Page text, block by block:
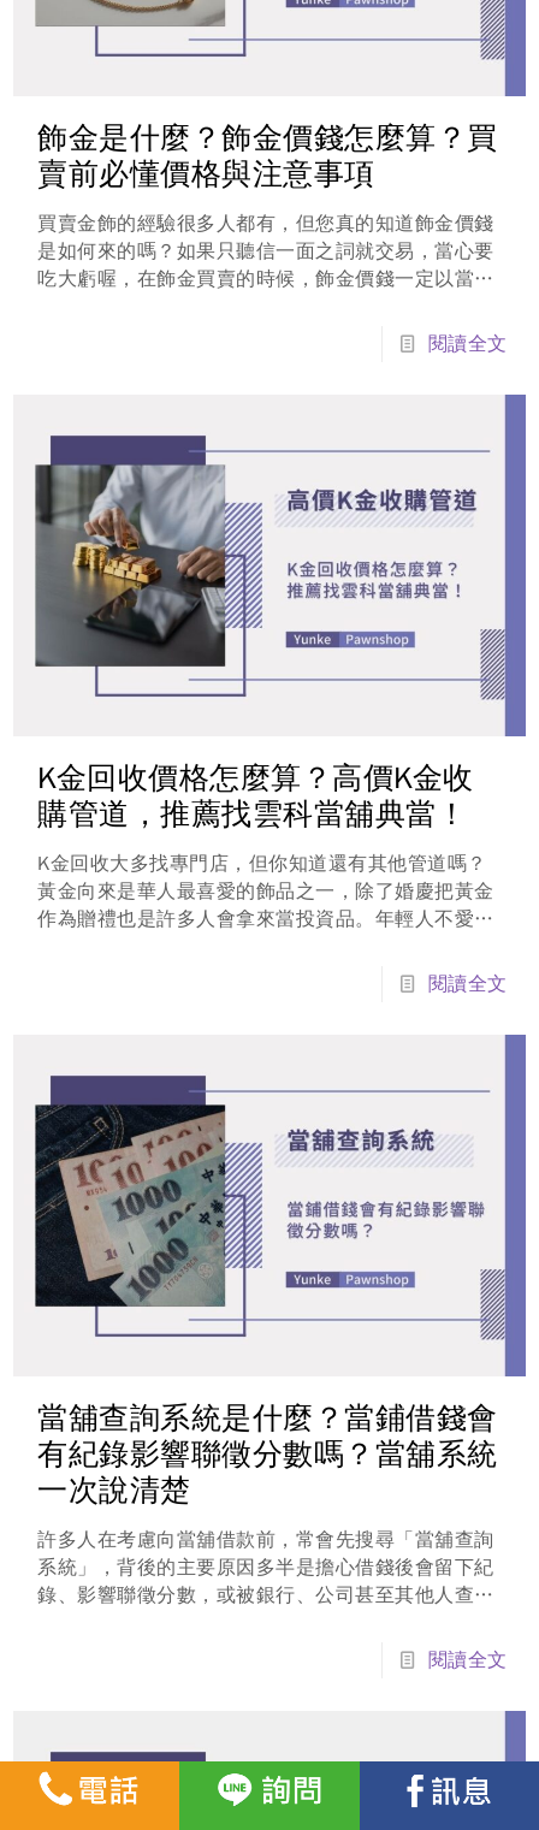
飾金是什麼？飾金價錢怎麼算？買
賣前必懂價格與注意事項
買賣金飾的經驗很多人都有，但您真的知道飾金價錢
是如何來的嗎？如果只聽信一面之詞就交易，當心要
吃大虧喔，在飾金買賣的時候，飾金價錢一定以當日
都會收取工錢，工錢多寡就看飾金的工法值不值得
了，工錢是沒有固定行情的。而黃金回收借款時，也
閱讀全文
K金回收價格怎麼算？高價K金收
購管道，推薦找雲科當舖典當！
K金回收大多找專門店，但你知道還有其他管道嗎？
黃金向來是華人最喜愛的飾品之一，除了婚慶把黃金
作為贈禮也是許多人會拿來當投資品。年輕人不愛傳
外，但很多人不知道黃金飾品，在急需資金周轉時，
閱讀全文
當舖查詢系統是什麼？當鋪借錢會
有紀錄影響聯徵分數嗎？當舖系統
一次說清楚
許多人在考慮向當舖借款前，常會先搜尋「當舖查詢
系統」，背後的主要原因多半是擔心借錢後會留下紀
錄、影響聯徵分數，或被銀行、公司甚至其他人查到
當舖與銀行體系在資料建置與查詢機制上有所不同，
並不是所有借款都會被登錄至聯徵中心，想了解當鋪
閱讀全文